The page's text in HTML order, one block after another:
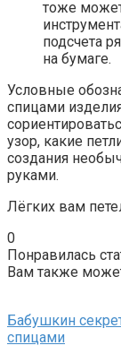
тоже
подсчета
на бумаге.
Условные
спицами
узор, какие
создания
руками.
Лёгких вам
0
Понравилась
Вам также
Бабушкин
спицами